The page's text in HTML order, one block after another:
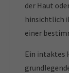
der Haut
hinsichtlich
einer
Ein intaktes